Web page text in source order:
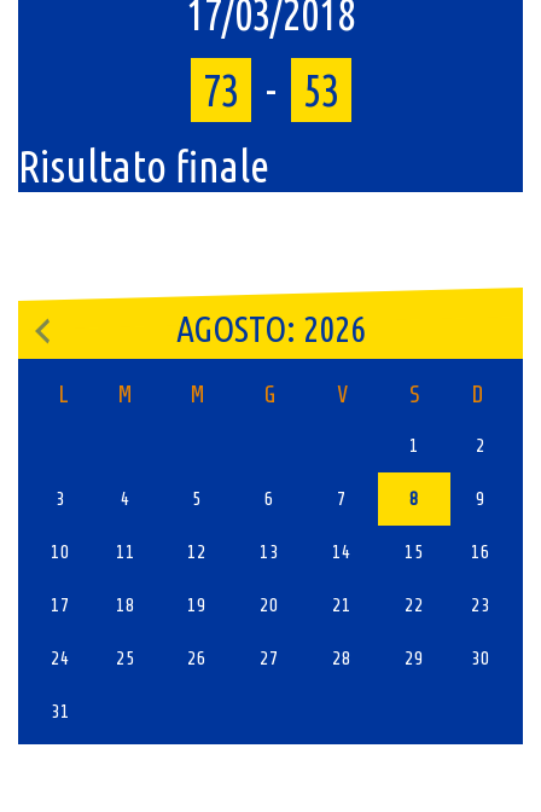
17/03/2018
73
-
53
Risultato finale
AGOSTO: 2026
L M M G V S D
1 2
3 4 5 6 7 8 9
10 11 12 13 14 15 16
17 18 19 20 21 22 23
24 25 26 27 28 29 30
31